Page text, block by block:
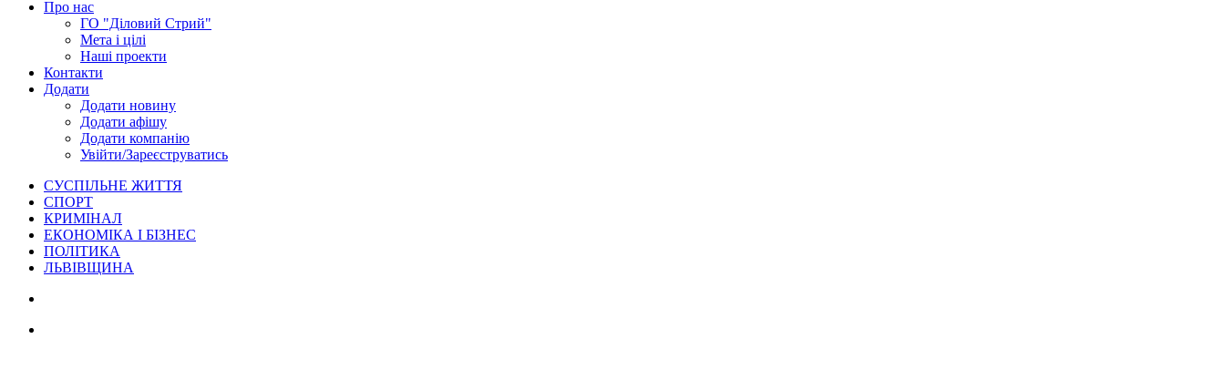
Про нас
ГО "Діловий Стрий"
Мета і цілі
Наші проекти
Контакти
Додати
Додати новину
Додати афішу
Додати компанію
Увійти/Зареєструватись
СУСПІЛЬНЕ ЖИТТЯ
СПОРТ
КРИМІНАЛ
ЕКОНОМІКА І БІЗНЕС
ПОЛІТИКА
ЛЬВІВЩИНА